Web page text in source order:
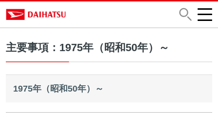
主要事項：1975年（昭和50年）～
1975年（昭和50年）～